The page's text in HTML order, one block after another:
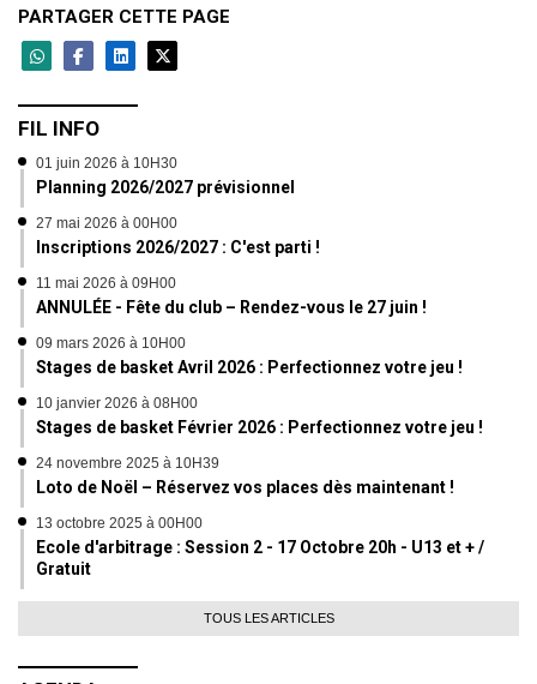
PARTAGER CETTE PAGE
FIL INFO
01 juin 2026 à 10H30
Planning 2026/2027 prévisionnel
27 mai 2026 à 00H00
Inscriptions 2026/2027 : C'est parti !
11 mai 2026 à 09H00
ANNULÉE - Fête du club – Rendez-vous le 27 juin !
09 mars 2026 à 10H00
Stages de basket Avril 2026 : Perfectionnez votre jeu !
10 janvier 2026 à 08H00
Stages de basket Février 2026 : Perfectionnez votre jeu !
24 novembre 2025 à 10H39
Loto de Noël – Réservez vos places dès maintenant !
13 octobre 2025 à 00H00
Ecole d'arbitrage : Session 2 - 17 Octobre 20h - U13 et + /
Gratuit
TOUS LES ARTICLES